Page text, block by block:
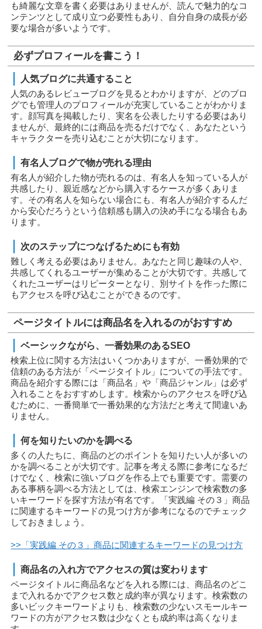
も綺麗な文章を書く必要はありませんが、読んで魅力的なコ
ンテンツとして成り立つ必要性もあり、自分自身の成長が必
要な場合が多いようです。
必ずプロフィールを書こう！
人気ブログに共通すること
人気のあるレビューブログを見るとわかりますが、どのブロ
グでも管理人のプロフィールが充実していることがわかりま
す。顔写真を掲載したり、実名を公表したりする必要はあり
ませんが、最終的には商品を売るだけでなく、あなたという
キャラクターを売り込むことが大切になります。
有名人ブログで物が売れる理由
有名人が紹介した物が売れるのは、有名人を知っている人が
共感したり、親近感などから購入するケースが多くありま
す。その有名人を知らない場合にも、有名人が紹介するんだ
から安心だろうという信頼感も購入の決め手になる場合もあ
ります。
次のステップにつなげるためにも有効
難しく考える必要はありません。あなたと同じ趣味の人や、
共感してくれるユーザーが集めることが大切です。共感して
くれたユーザーはリピーターとなり、別サイトを作った際に
もアクセスを呼び込むことができるのです。
ページタイトルには商品名を入れるのがおすすめ
ベーシックながら、一番効果のあるSEO
検索上位に関する方法はいくつかありますが、一番効果的で
信頼のある方法が「ページタイトル」についての手法です。
商品を紹介する際には「商品名」や「商品ジャンル」は必ず
入れることをおすすめします。検索からのアクセスを呼び込
むために、一番簡単で一番効果的な方法だと考えて間違いあ
りません。
何を知りたいのかを調べる
多くの人たちに、商品のどのポイントを知りたい人が多いの
かを調べることが大切です。記事を考える際に参考になるだ
けでなく、検索に強いブログを作る上でも重要です。需要の
ある事柄を調べる方法としては、検索エンジンで検索数の多
いキーワードを探す方法が有名です。「実践編 その３」商品
に関連するキーワードの見つけ方が参考になるのでチェック
しておきましょう。
>>「実践編 その３」商品に関連するキーワードの見つけ方
商品名の入れ方でアクセスの質は変わります
ページタイトルに商品名などを入れる際には、商品名のどこ
まで入れるかでアクセス数と成約率が異なります。検索数の
多いビックキーワードよりも、検索数の少ないスモールキー
ワードの方がアクセス数は少なくとも成約率は高くなりま